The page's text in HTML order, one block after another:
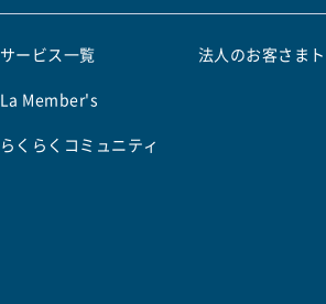
サービス一覧
La Member's
らくらくコミュニティ
法人のお客さま